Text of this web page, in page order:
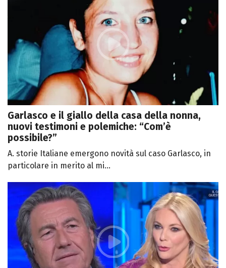
Garlasco e il giallo della casa della nonna,
nuovi testimoni e polemiche: “Com’è
possibile?”
A. storie Italiane emergono novità sul caso Garlasco, in
particolare in merito al mi...